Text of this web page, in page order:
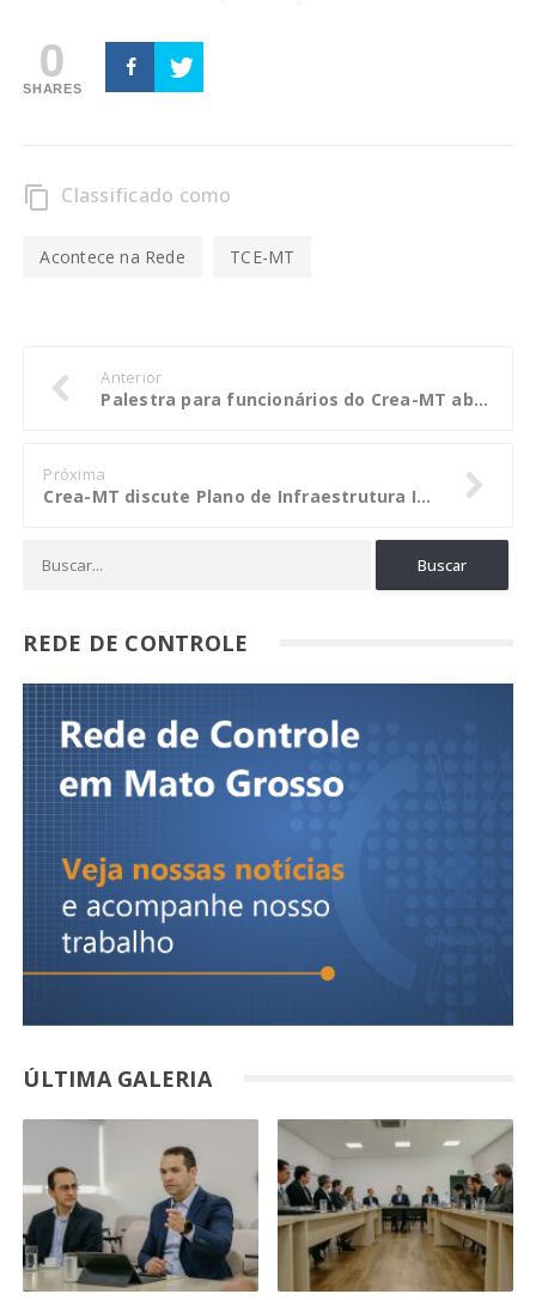
0
SHARES
content_copy Classificado como
Acontece na Rede TCE-MT
Anterior
Palestra para funcionários do Crea-MT abordará felicidade no trabalho
Próxima
Crea-MT discute Plano de Infraestrutura Integrado da Sinfra-MT
REDE DE CONTROLE
ÚLTIMA GALERIA